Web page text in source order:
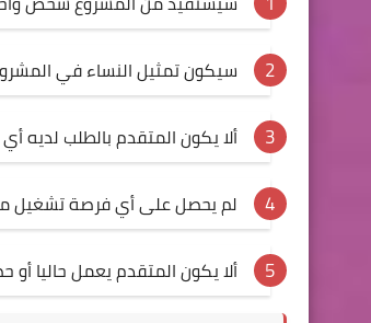
سيكون تمثيل النساء في المشروع بنسبة تزيد عن
ألا يكون المتقدم بالطلب لديه
لم يحصل على أي فرصة تشغيل من برامج
ألا يكون المتقدم يعمل حاليا